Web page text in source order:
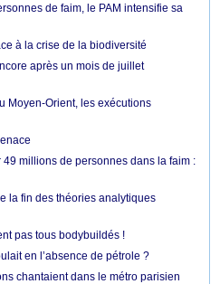
de faim, le PAM intensifie sa
à la crise de la biodiversité
après un mois de juillet
Moyen-Orient, les exécutions
millions de personnes dans la faim :
la fin des théories analytiques
pas tous bodybuildés !
en l’absence de pétrole ?
chantaient dans le métro parisien